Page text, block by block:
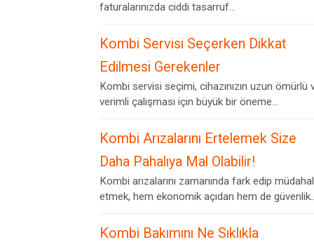
faturalarınızda ciddi tasarruf...
Kombi Servisi Seçerken Dikkat
Edilmesi Gerekenler
Kombi servisi seçimi, cihazınızın uzun ömürlü
verimli çalışması için büyük bir öneme...
Kombi Arızalarını Ertelemek Size
Daha Pahalıya Mal Olabilir!
Kombi arızalarını zamanında fark edip
etmek, hem ekonomik açıdan hem de
Kombi Bakımını Ne Sıklıkla